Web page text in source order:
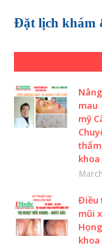
Đặt lịch khám
mau
mỹ
thẩm
khoa
Điều
mũi